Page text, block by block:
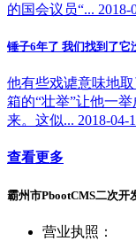
的国会议员“... 2018-
锤子6年了 我们找到了它
他有些戏谑意味地
箱的“壮举”让他一
来。这似... 2018-04-
查看更多
霸州市PbootCMS二次开
营业执照：